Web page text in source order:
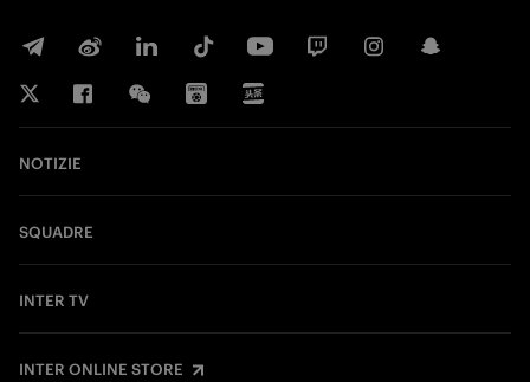
NOTIZIE
SQUADRE
INTER TV
INTER ONLINE STORE